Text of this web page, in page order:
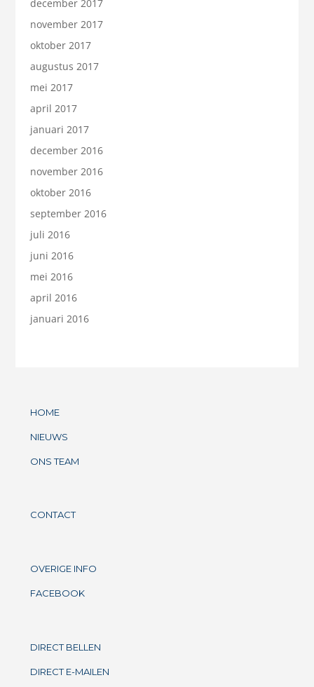
december 2017
november 2017
oktober 2017
augustus 2017
mei 2017
april 2017
januari 2017
december 2016
november 2016
oktober 2016
september 2016
juli 2016
juni 2016
mei 2016
april 2016
januari 2016
HOME
NIEUWS
ONS TEAM
CONTACT
OVERIGE INFO
FACEBOOK
DIRECT BELLEN
DIRECT E-MAILEN